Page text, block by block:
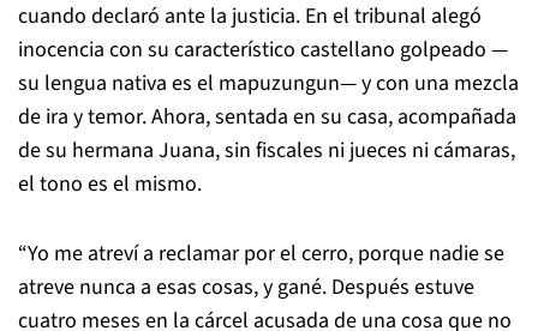
cuando declaró ante la justicia. En el tribunal alegó
inocencia con su característico castellano golpeado —
su lengua nativa es el mapuzungun— y con una mezcla
de ira y temor. Ahora, sentada en su casa, acompañada
de su hermana Juana, sin fiscales ni jueces ni cámaras,
el tono es el mismo.
“Yo me atreví a reclamar por el cerro, porque nadie se
atreve nunca a esas cosas, y gané. Después estuve
cuatro meses en la cárcel acusada de una cosa que no